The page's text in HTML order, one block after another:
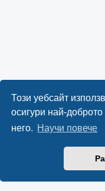
Този уебсайт
осигури най-
него. Научи повече